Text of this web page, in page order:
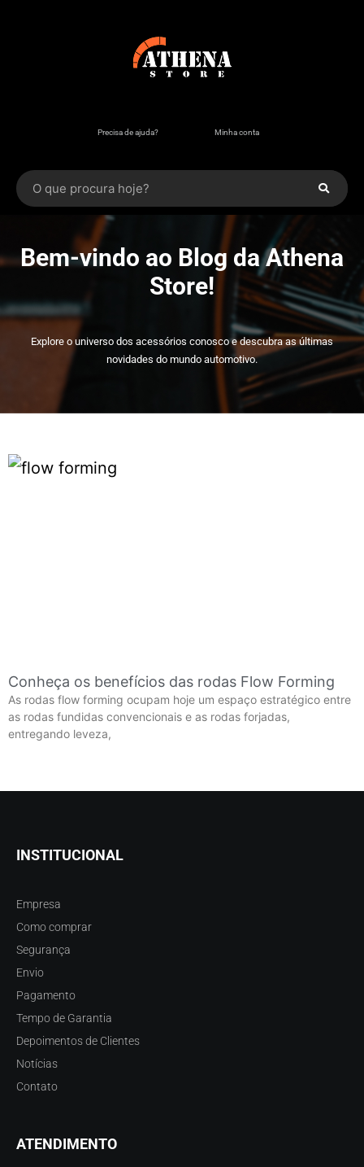
Precisa de ajuda? Minha conta
Bem-vindo ao Blog da Athena
Store!
Explore o universo dos acessórios conosco e descubra as últimas
novidades do mundo automotivo.
Conheça os benefícios das rodas Flow Forming
As rodas flow forming ocupam hoje um espaço estratégico entre
as rodas fundidas convencionais e as rodas forjadas,
entregando leveza,
INSTITUCIONAL
Empresa
Como comprar
Segurança
Envio
Pagamento
Tempo de Garantia
Depoimentos de Clientes
Notícias
Contato
ATENDIMENTO